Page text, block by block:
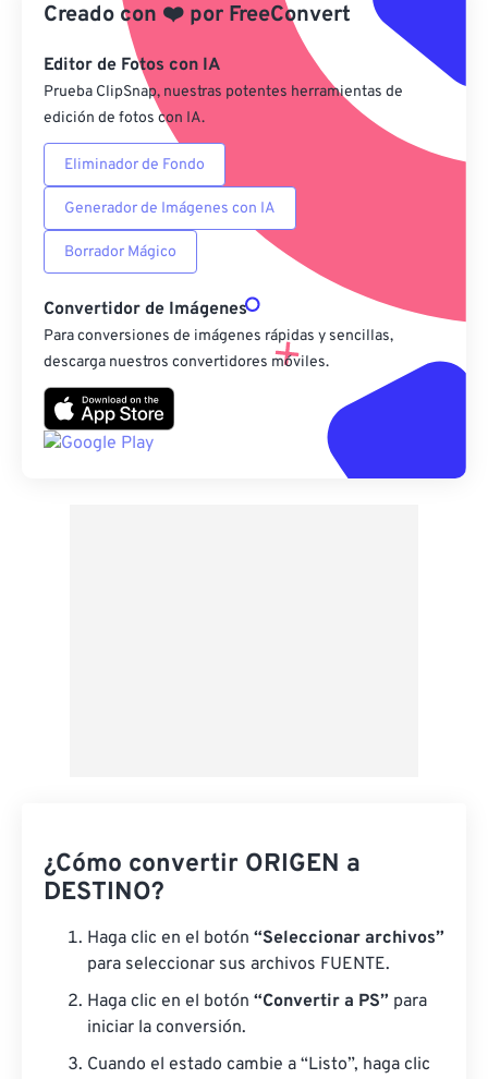
Guardar como preestablecido
Creado con ❤️ por FreeConvert
Editor de Fotos con IA
Prueba ClipSnap, nuestras potentes herramientas de
edición de fotos con IA.
Eliminador de Fondo
Generador de Imágenes con IA
Borrador Mágico
Convertidor de Imágenes
Para conversiones de imágenes rápidas y sencillas,
descarga nuestros convertidores móviles.
¿Cómo convertir ORIGEN a
DESTINO?
Haga clic en el botón “Seleccionar archivos”
para seleccionar sus archivos FUENTE.
Haga clic en el botón “Convertir a PS” para
iniciar la conversión.
Cuando el estado cambie a “Listo”, haga clic